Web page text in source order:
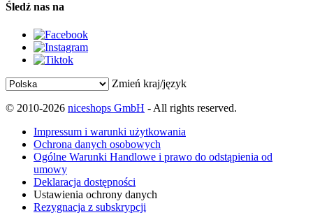
Śledź nas na
Zmień kraj/język
© 2010-2026 niceshops GmbH - All rights reserved.
Impressum i warunki użytkowania
Ochrona danych osobowych
Ogólne Warunki Handlowe i prawo do odstąpienia od
umowy
Deklaracja dostępności
Ustawienia ochrony danych
Rezygnacja z subskrypcji